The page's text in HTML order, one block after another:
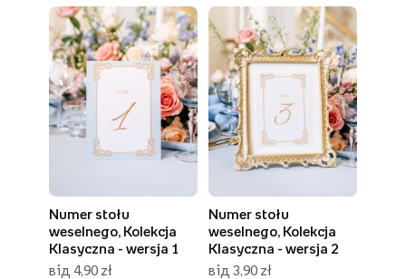
Numer stołu
weselnego, Kolekcja
Klasyczna - wersja 1
від 4,90 zł
Numer stołu
weselnego, Kolekcja
Klasyczna - wersja 2
від 3,90 zł